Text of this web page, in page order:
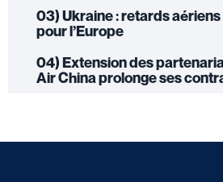
03) Ukraine : retards aériens
pour l’Europe
04) Extension des
Air China prolonge ses